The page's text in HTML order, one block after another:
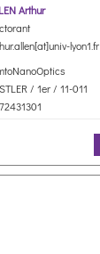
Arthur
lyon1.fr
/ 1er / 11-011